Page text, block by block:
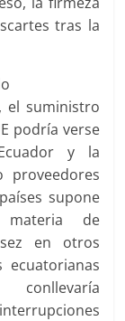
tras la
el suministro
podría verse
y la
proveedores
supone
materia de
en otros
ecuatorianas